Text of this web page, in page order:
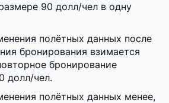
90 долл/чел в одну
полётных данных после
бронирования взимается
бронирование
долл/чел.
полётных данных менее,